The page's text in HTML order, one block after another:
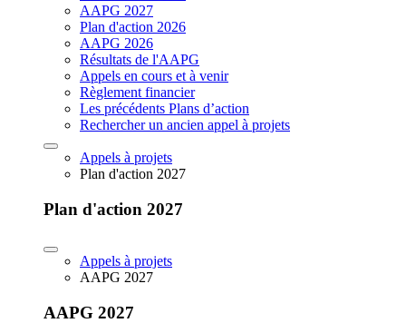
AAPG 2027
Plan d'action 2026
AAPG 2026
Résultats de l'AAPG
Appels en cours et à venir
Règlement financier
Les précédents Plans d’action
Rechercher un ancien appel à projets
Appels à projets
Plan d'action 2027
Plan d'action 2027
Appels à projets
AAPG 2027
AAPG 2027